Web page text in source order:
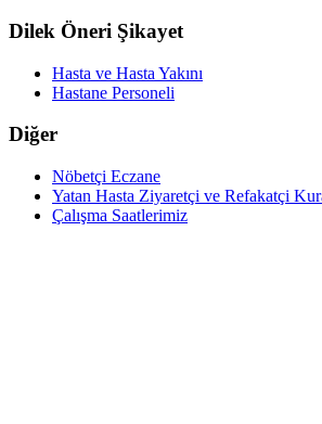
Dilek Öneri Şikayet
Hasta ve Hasta Yakını
Hastane Personeli
Diğer
Nöbetçi Eczane
Yatan Hasta Ziyaretçi ve Refakatçi
Çalışma Saatlerimiz